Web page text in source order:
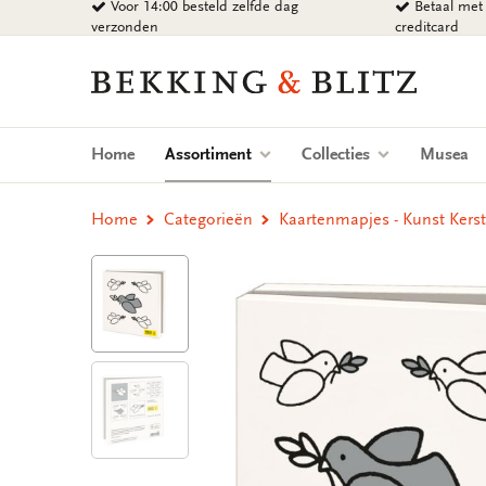
naar
Voor 14:00 besteld zelfde dag
verzonden
Betaal
creditcard
Bekking
Blitz
Uitgevers
Home Assortiment (current)Collecties Musea
Home Categorieën Kaartenmapjes - Kunst